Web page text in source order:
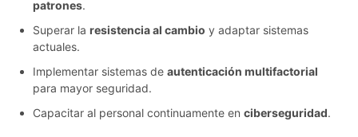
patrones.
Superar la resistencia al cambio y adaptar sistemas
actuales.
Implementar sistemas de autenticación multifactorial
para mayor seguridad.
Capacitar al personal continuamente en ciberseguridad.